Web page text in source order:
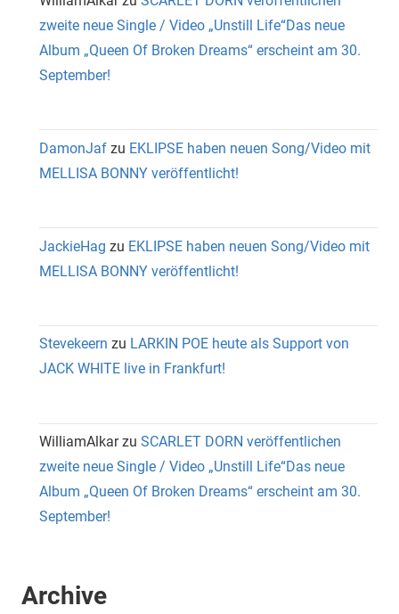
zweite neue Single / Video „Unstill Life“Das neue
Album „Queen Of Broken Dreams“ erscheint am 30.
September!
DamonJaf zu EKLIPSE haben neuen Song/Video mit
MELLISA BONNY veröffentlicht!
JackieHag zu EKLIPSE haben neuen Song/Video mit
MELLISA BONNY veröffentlicht!
Stevekeern zu LARKIN POE heute als Support von
JACK WHITE live in Frankfurt!
WilliamAlkarzu SCARLET DORN veröffentlichen
zweite neue Single / Video „Unstill Life“Das neue
Album „Queen Of Broken Dreams“ erscheint am 30.
September!
Archive